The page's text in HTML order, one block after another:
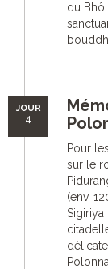
du
JOUR
4
Pour
sur le
(env.
Sigiriya